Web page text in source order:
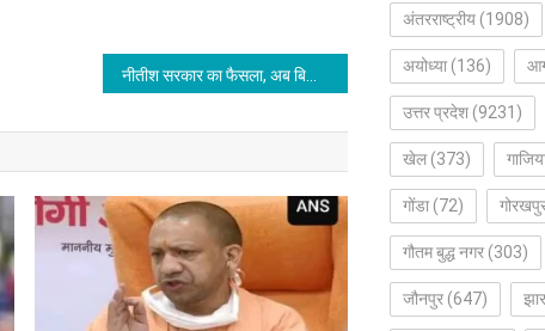
अंतरराष्ट्रीय (1908)
अयोध्या (136)
उत्तर प्रदेश (9231)
खेल (373)
गोंडा (72)
गौतम बुद्ध नगर (303)
जौनपुर (647)